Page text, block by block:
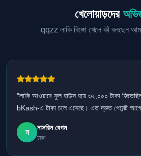
খেলোয়াড়দের
qqzz লাকি বিঙ্গো খেলে কী বলছেন
"লাকি আওয়ারে ফুল হাউস হয়ে ৩২,০০০ টাকা
bKash-এ টাকা চলে এসেছে। এত দ্রুত পেমেন্ট
ন
নাসরিন বেগম
ঢাকা